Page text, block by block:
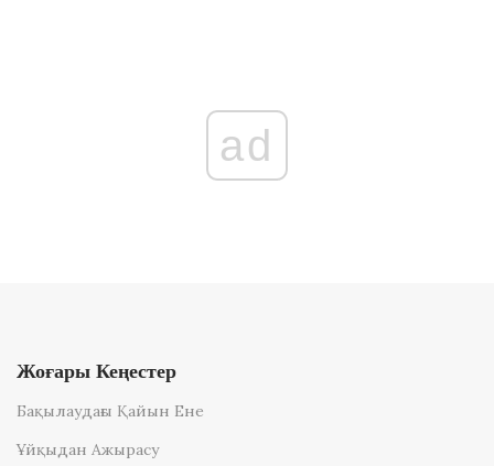
ad
Жоғары Кеңестер
Бақылаудағы Қайын Ене
Ұйқыдан Ажырасу